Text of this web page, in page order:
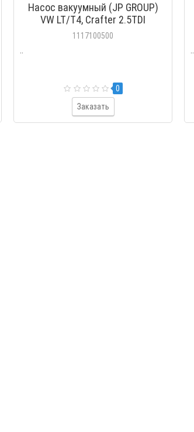
Насос вакуумный (JP GROUP)
VW LT/T4, Crafter 2.5TDI
1117100500
..
0
Заказать
..